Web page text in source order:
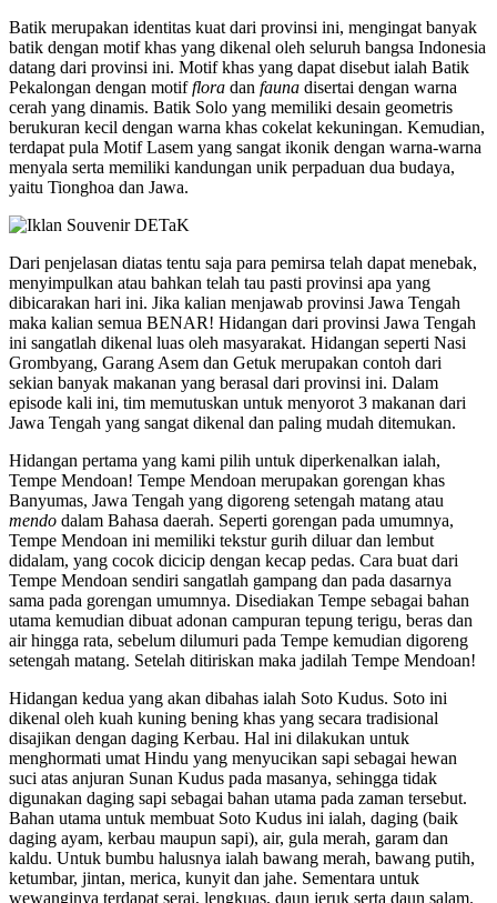
Batik merupakan identitas kuat dari provinsi ini, mengingat banyak
batik dengan motif khas yang dikenal oleh seluruh bangsa Indonesia
datang dari provinsi ini. Motif khas yang dapat disebut ialah Batik
Pekalongan dengan motifflora dan fauna disertai dengan warna
cerah yang dinamis. Batik Solo yang memiliki desain geometris
berukuran kecil dengan warna khas cokelat kekuningan. Kemudian,
terdapat pula Motif Lasem yang sangat ikonik dengan warna-warna
menyala serta memiliki kandungan unik perpaduan dua budaya,
yaitu Tionghoa dan Jawa.
Dari penjelasan diatas tentu saja para pemirsa telah dapat menebak,
menyimpulkan atau bahkan telah tau pasti provinsi apa yang
dibicarakan hari ini. Jika kalian menjawab provinsi Jawa Tengah
maka kalian semua BENAR! Hidangan dari provinsi Jawa Tengah
ini sangatlah dikenal luas oleh masyarakat. Hidangan seperti Nasi
Grombyang, Garang Asem dan Getuk merupakan contoh dari
sekian banyak makanan yang berasal dari provinsi ini. Dalam
episode kali ini, tim memutuskan untuk menyorot 3 makanan dari
Jawa Tengah yang sangat dikenal dan paling mudah ditemukan.
Hidangan pertama yang kami pilih untuk diperkenalkan ialah,
Tempe Mendoan! Tempe Mendoan merupakan gorengan khas
Banyumas, Jawa Tengah yang digoreng setengah matang atau
mendo dalam Bahasa daerah. Seperti gorengan pada umumnya,
Tempe Mendoan ini memiliki tekstur gurih diluar dan lembut
didalam, yang cocok dicicip dengan kecap pedas. Cara buat dari
Tempe Mendoan sendiri sangatlah gampang dan pada dasarnya
sama pada gorengan umumnya. Disediakan Tempe sebagai bahan
utama kemudian dibuat adonan campuran tepung terigu, beras dan
air hingga rata, sebelum dilumuri pada Tempe kemudian digoreng
setengah matang. Setelah ditiriskan maka jadilah Tempe Mendoan!
Hidangan kedua yang akan dibahas ialah Soto Kudus. Soto ini
dikenal oleh kuah kuning bening khas yang secara tradisional
disajikan dengan daging Kerbau. Hal ini dilakukan untuk
menghormati umat Hindu yang menyucikan sapi sebagai hewan
suci atas anjuran Sunan Kudus pada masanya, sehingga tidak
digunakan daging sapi sebagai bahan utama pada zaman tersebut.
Bahan utama untuk membuat Soto Kudus ini ialah, daging (baik
daging ayam, kerbau maupun sapi), air, gula merah, garam dan
kaldu. Untuk bumbu halusnya ialah bawang merah, bawang putih,
ketumbar, jintan, merica, kunyit dan jahe. Sementara untuk
wewanginya terdapat serai, lengkuas, daun jeruk serta daun salam.